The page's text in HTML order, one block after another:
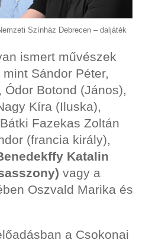
Színház Debrecen – daljáték
ismert művészek
Sándor Péter,
Ódor Botond (János),
Kíra (Iluska),
Fazekas Zoltán
(francia király),
Katalin
vagy a
Oszvald Marika és
a Csokonai